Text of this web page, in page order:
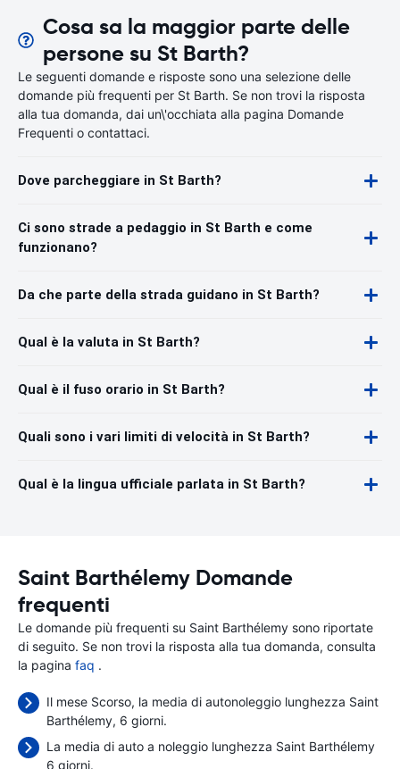
Cosa sa la maggior parte delle
persone su St Barth?
Le seguenti domande e risposte sono una selezione delle
domande più frequenti per St Barth. Se non trovi la risposta
alla tua domanda, dai un\'occhiata alla pagina Domande
Frequenti o contattaci.
Dove parcheggiare in St Barth?
Ci sono strade a pedaggio in St Barth e come
funzionano?
Da che parte della strada guidano in St Barth?
Qual è la valuta in St Barth?
Qual è il fuso orario in St Barth?
Quali sono i vari limiti di velocità in St Barth?
Qual è la lingua ufficiale parlata in St Barth?
Saint Barthélemy Domande
frequenti
Le domande più frequenti su Saint Barthélemy sono riportate
di seguito. Se non trovi la risposta alla tua domanda, consulta
la pagina faq .
Il mese Scorso, la media di autonoleggio lunghezza Saint
Barthélemy, 6 giorni.
La media di auto a noleggio lunghezza Saint Barthélemy
6 giorni.